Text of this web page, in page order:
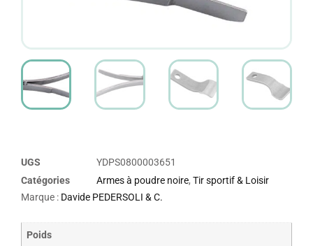
UGS
YDPS0800003651
Catégories
Armes à poudre noire, Tir sportif & Loisir
Marque : Davide PEDERSOLI & C.
Poids